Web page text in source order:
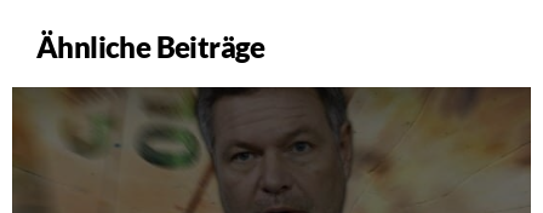
Ähnliche Beiträge